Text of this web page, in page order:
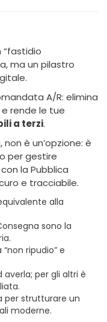
“fastidio
ma un pilastro
A/R: elimina
rende le tue
a terzi.
è un’opzione: è
per gestire
la Pubblica
e tracciabile.
alla
sono la
ripudio” e
per gli altri è
per strutturare un
moderne.